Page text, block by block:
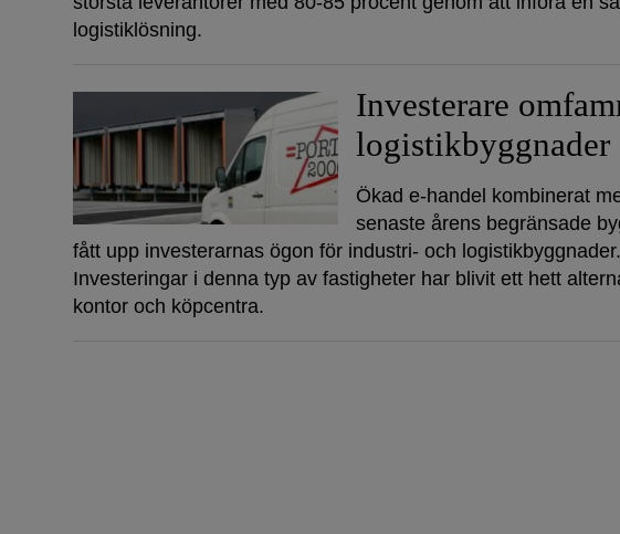
logistiklösning.
Investerare
logistikbyggnader
Ökad e-handel kombinerat
senaste årens begränsade
fått upp investerarnas ögon för industri- och logistikbyggnader.
Investeringar i denna typ av fastigheter har blivit ett hett
kontor och köpcentra.